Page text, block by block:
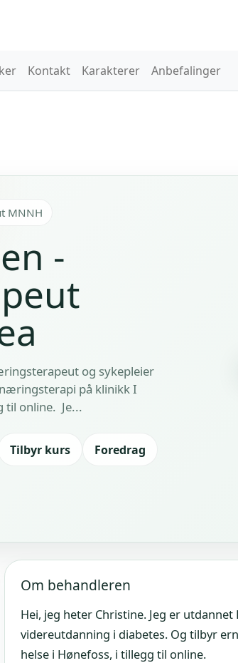
Kontakt Karakterer Anbefalinger
MNNH
-
og sykepleier
på klinikk I
til online. Je...
Tilbyr kurs Foredrag
Om behandleren
Hei, jeg heter Christine. Jeg er
videreutdanning i diabetes. Og tilbyr
helse i Hønefoss, i tillegg til online.